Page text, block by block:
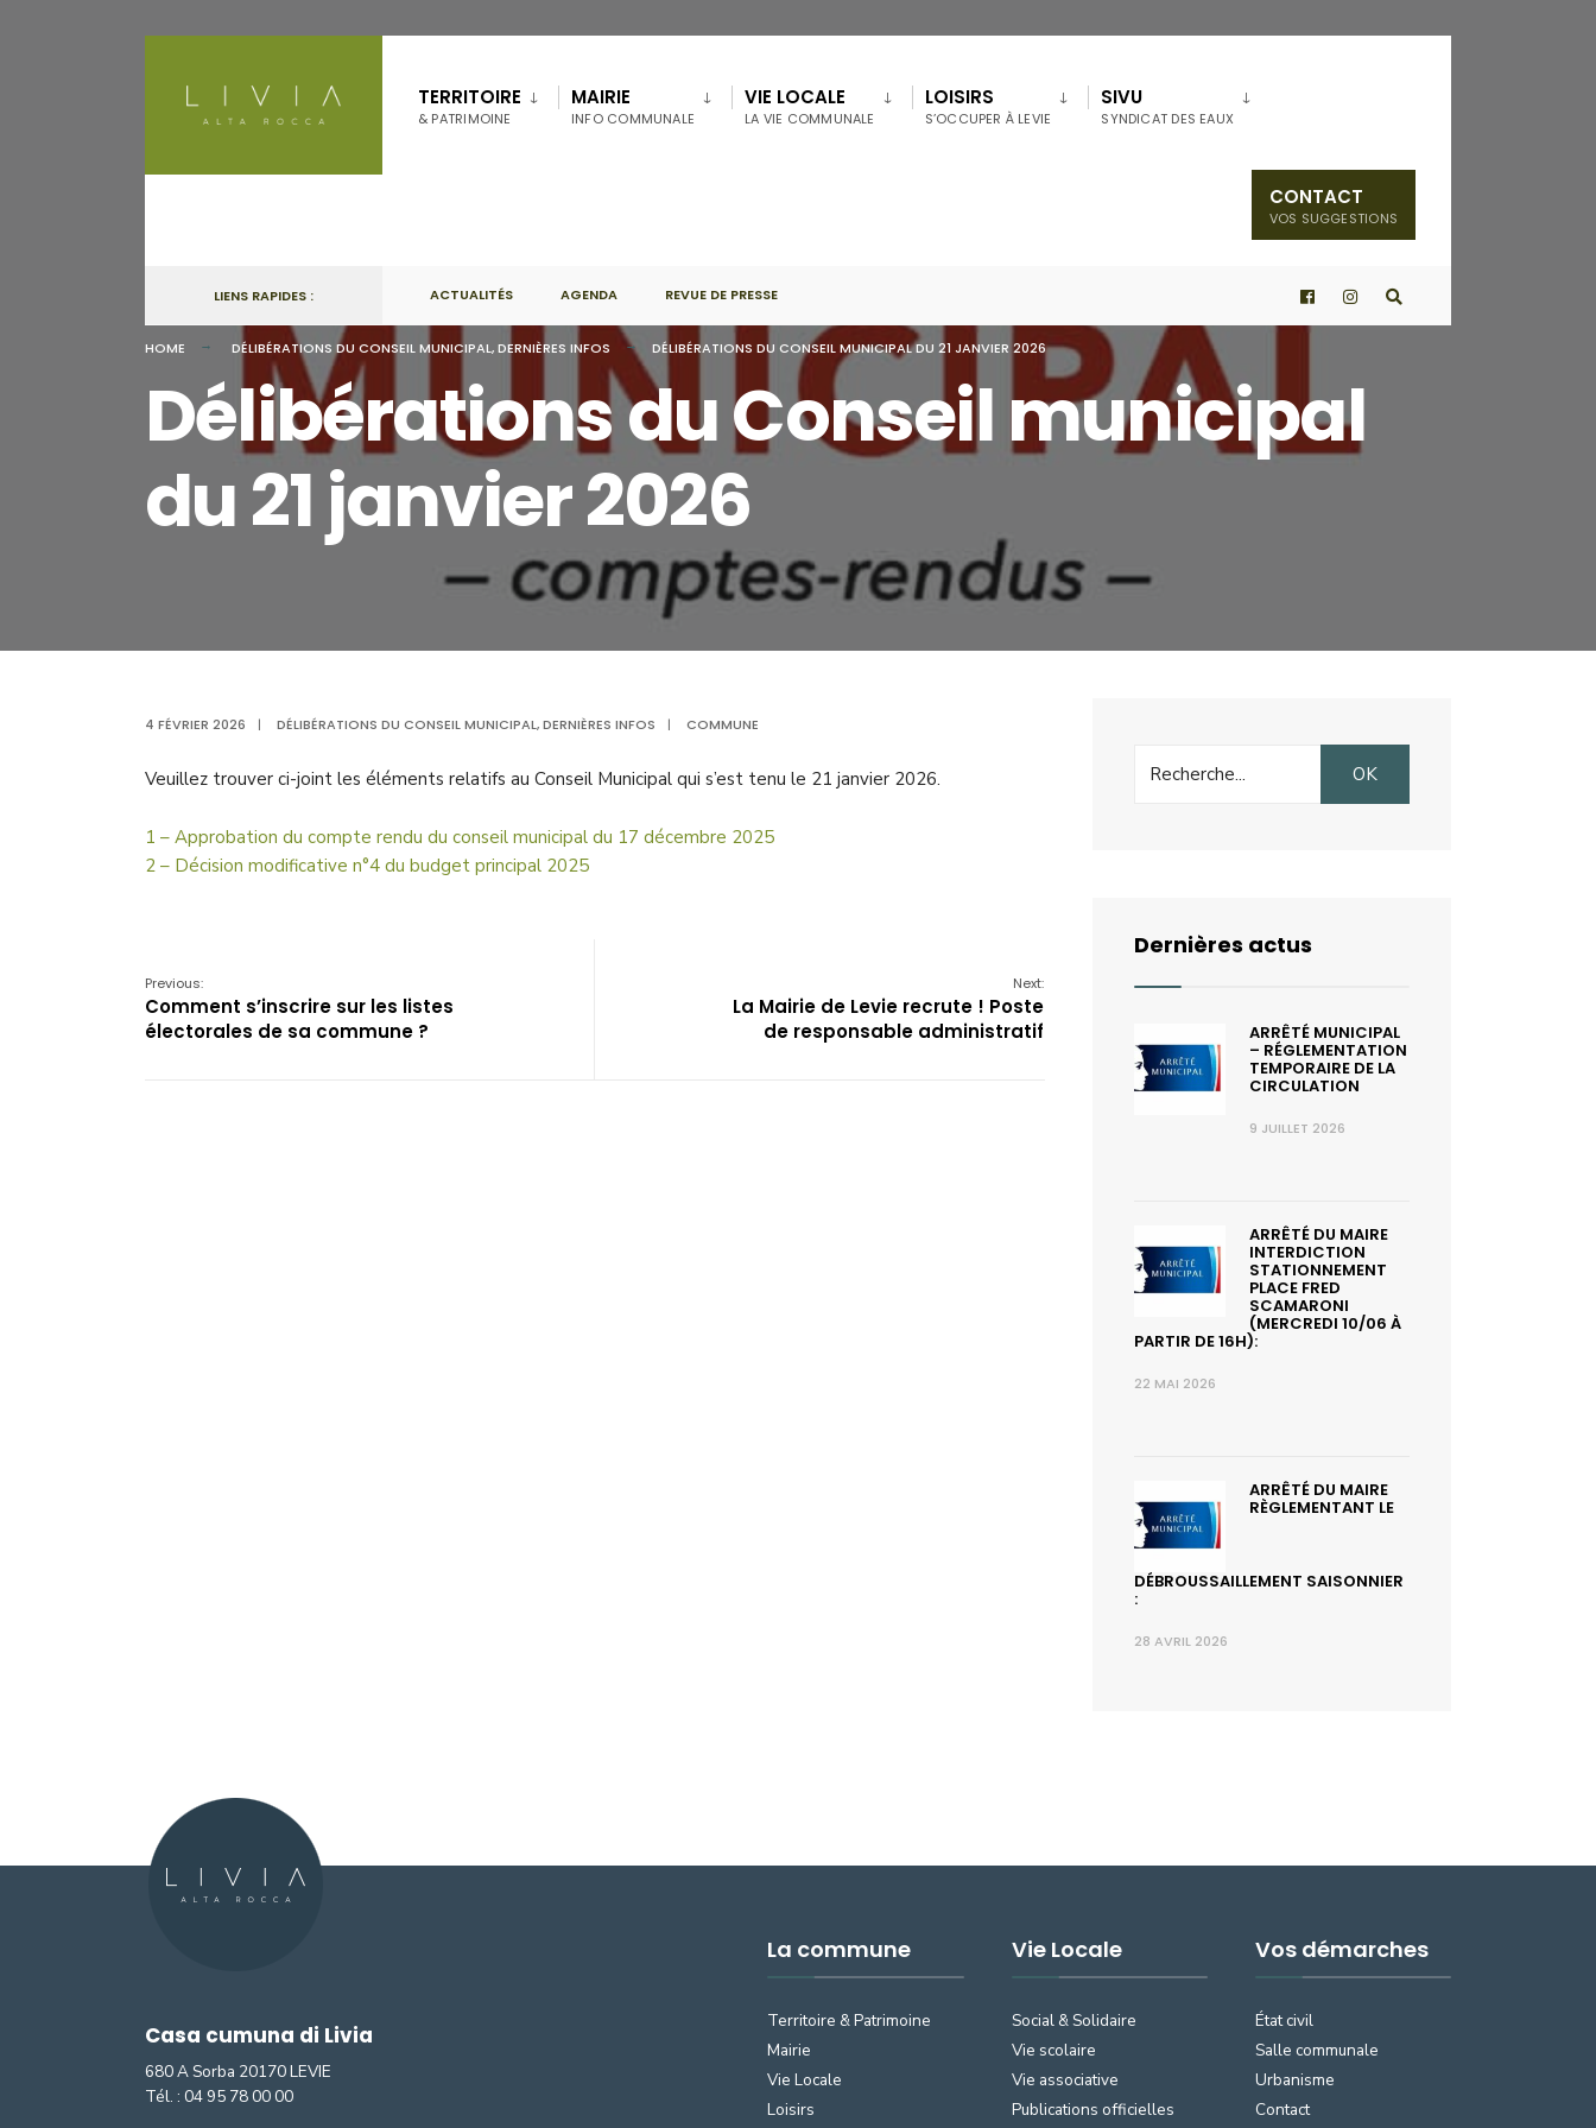
content
TERRITOIRE
& PATRIMOINE
MAIRIE
INFO COMMUNALE
VIE LOCALE
LA VIE COMMUNALE
LOISIRS
S’OCCUPER À LEVIE
SIVU
SYNDICAT DES EAUX
CONTACT
VOS SUGGESTIONS
LIENS RAPIDES : ACTUALITÉS AGENDA REVUE DE PRESSE
HOME DÉLIBÉRATIONS DU CONSEIL MUNICIPAL,DERNIÈRES INFOS DÉLIBÉRATIONS DU CONSEIL MUNICIPAL DU 21 JANVIER 2026
Délibérations du Conseil municipal
du 21 janvier 2026
4 FÉVRIER 2026 | DÉLIBÉRATIONS DU CONSEIL MUNICIPAL,DERNIÈRES INFOS | COMMUNE
Veuillez trouver ci-joint les éléments relatifs au Conseil Municipal qui s’est tenu le 21 janvier 2026.
1 – Approbation du compte rendu du conseil municipal du 17 décembre 2025
2 – Décision modificative n°4 du budget principal 2025
Previous:
Comment s’inscrire sur les listes
électorales de sa commune ?
Next:
La Mairie de Levie recrute ! Poste
de responsable administratif
for:
OK
Dernières actus
ARRÊTÉ MUNICIPAL
– RÉGLEMENTATION
TEMPORAIRE DE LA
CIRCULATION
9 JUILLET 2026
ARRÊTÉ DU MAIRE
INTERDICTION
STATIONNEMENT
PLACE FRED
SCAMARONI
(MERCREDI 10/06 À
PARTIR DE 16H):
22 MAI 2026
ARRÊTÉ DU MAIRE
RÈGLEMENTANT LE
DÉBROUSSAILLEMENT SAISONNIER
:
28 AVRIL 2026
Casa cumuna di Livia
680 A Sorba 20170 LEVIE
Tél. : 04 95 78 00 00
La commune
Territoire & Patrimoine
Mairie
Vie Locale
Loisirs
Vie Locale
Social & Solidaire
Vie scolaire
Vie associative
Publications officielles
Vos démarches
État civil
Salle communale
Urbanisme
Contact